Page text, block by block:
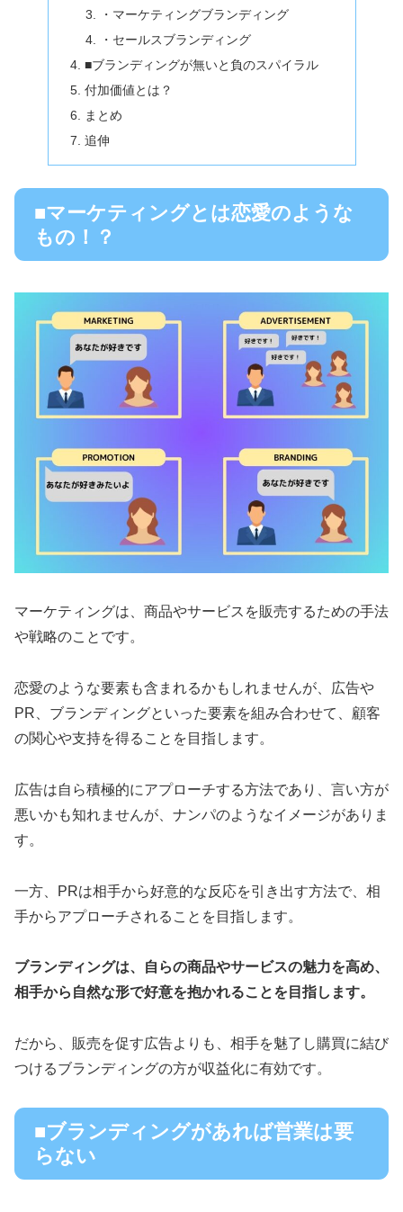
・マーケティングブランディング
・セールスブランディング
■ブランディングが無いと負のスパイラル
付加価値とは？
まとめ
追伸
■マーケティングとは恋愛のような
もの！？
マーケティングは、商品やサービスを販売するための手法
や戦略のことです。
恋愛のような要素も含まれるかもしれませんが、広告や
PR、ブランディングといった要素を組み合わせて、顧客
の関心や支持を得ることを目指します。
広告は自ら積極的にアプローチする方法であり、言い方が
悪いかも知れませんが、ナンパのようなイメージがありま
す。
一方、PRは相手から好意的な反応を引き出す方法で、相
手からアプローチされることを目指します。
ブランディングは、自らの商品やサービスの魅力を高め、
相手から自然な形で好意を抱かれることを目指します。
だから、販売を促す広告よりも、相手を魅了し購買に結び
つけるブランディングの方が収益化に有効です。
■ブランディングがあれば営業は要
らない